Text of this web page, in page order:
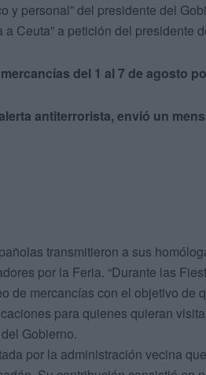
y personal” del presidente del
a Ceuta” a petición del presidente
del 1 al 7 de agosto
antiterrorista, envió un
transmitieron a sus
por la Feria. “Durante las
de mercancías con el objetivo de
para quienes quieran
Gobierno.
por la administración vecina